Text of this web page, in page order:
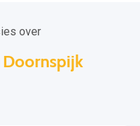
over
Doornspijk